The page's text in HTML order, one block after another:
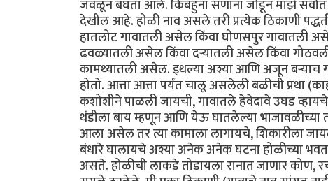
जवळून बघता आले. किंबहुना सणांना जोडून माझे सर्वात
देखील आहे. होळी नाव असले तरी प्रत्येक ठिकाणी
हातलोट गावातली असेल किंवा घोणसपुर गावातली
ढवळ्यातली असेल किंवा दर्‍यातली असेल किंवा
कामथ्यातली असेल. इथल्या अश्या आणि अजून बर्‍याच
होतो. आत्ता आत्ता पर्यंत चालू असलेली बळीची प्रथा
कशोशीने पाळली जायची, गावातले हेवेदावे उघड
थंडीला बाय म्हणून आणि येऊ घातलेल्या भाजावळीच्या
आला असेल तर त्या कामाला लागायचे, शिकारीला
बंधारे घालायचे अश्या अनेक अनेक घटना होळीच्या
असते. होळीची लाकडे तोडायला रानात जाणार